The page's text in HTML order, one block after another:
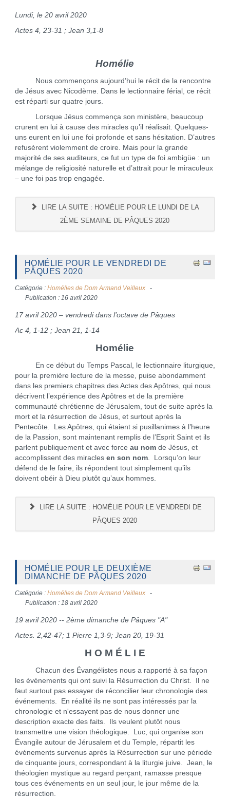
Lundi, le 20 avril 2020
Actes 4, 23-31 ; Jean 3,1-8
Homélie
Nous commençons aujourd’hui le récit de la rencontre
de Jésus avec Nicodème. Dans le lectionnaire férial, ce récit
est réparti sur quatre jours.
Lorsque Jésus commença son ministère, beaucoup
crurent en lui à cause des miracles qu’il réalisait. Quelques-
uns eurent en lui une foi profonde et sans hésitation. D’autres
refusèrent violemment de croire. Mais pour la grande
majorité de ses auditeurs, ce fut un type de foi ambigüe : un
mélange de religiosité naturelle et d’attrait pour le miraculeux
– une foi pas trop engagée.
LIRE LA SUITE : HOMÉLIE POUR LE LUNDI DE LA
2ÈME SEMAINE DE PÂQUES 2020
HOMÉLIE POUR LE VENDREDI DE
PÂQUES 2020
Catégorie : Homélies de Dom Armand Veilleux
Publication : 16 avril 2020
17 avril 2020 – vendredi dans l’octave de Pâques
Ac 4, 1-12 ; Jean 21, 1-14
Homélie
En ce début du Temps Pascal, le lectionnaire liturgique,
pour la première lecture de la messe, puise abondamment
dans les premiers chapitres des Actes des Apôtres, qui nous
décrivent l’expérience des Apôtres et de la première
communauté chrétienne de Jérusalem, tout de suite après la
mort et la résurrection de Jésus, et surtout après la
Pentecôte. Les Apôtres, qui étaient si pusillanimes à l’heure
de la Passion, sont maintenant remplis de l’Esprit Saint et ils
parlent publiquement et avec force au nomde Jésus, et
accomplissent des miracles en son nom. Lorsqu’on leur
défend de le faire, ils répondent tout simplement qu’ils
doivent obéir à Dieu plutôt qu’aux hommes.
LIRE LA SUITE : HOMÉLIE POUR LE VENDREDI DE
PÂQUES 2020
HOMÉLIE POUR LE DEUXIÈME
DIMANCHE DE PÂQUES 2020
Catégorie : Homélies de Dom Armand Veilleux
Publication : 18 avril 2020
19 avril 2020 -- 2ème dimanche de Pâques "A"
Actes. 2,42-47; 1 Pierre 1,3-9; Jean 20, 19-31
H O M É L I E
Chacun des Évangélistes nous a rapporté à sa façon
les événements qui ont suivi la Résurrection du Christ. Il ne
faut surtout pas essayer de réconcilier leur chronologie des
événements. En réalité ils ne sont pas intéressés par la
chronologie et n'essayent pas de nous donner une
description exacte des faits. Ils veulent plutôt nous
transmettre une vision théologique. Luc, qui organise son
Évangile autour de Jérusalem et du Temple, répartit les
événements survenus après la Résurrection sur une période
de cinquante jours, correspondant à la liturgie juive. Jean, le
théologien mystique au regard perçant, ramasse presque
tous ces événements en un seul jour, le jour même de la
résurrection.